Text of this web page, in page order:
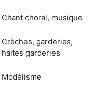
Chant choral, musique
Crèches, garderies,
haltes garderies
Modélisme